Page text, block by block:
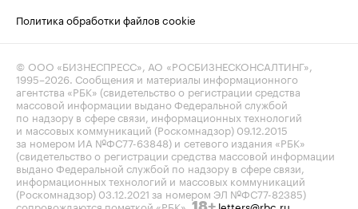
Политика обработки файлов cookie
© ООО «БИЗНЕСПРЕСС», АО «РОСБИЗНЕСКОНСАЛТИНГ»,
1995–2026 . Сообщения и материалы информационного
агентства «РБК» (свидетельство о регистрации средства
массовой информации выдано Федеральной службой
по надзору в сфере связи, информационных технологий
и массовых коммуникаций (Роскомнадзор) 09.12.2015
за номером ИА №ФС77-63848) и сетевого издания «РБК»
(свидетельство о регистрации средства массовой информации
выдано Федеральной службой по надзору в сфере связи,
информационных технологий и массовых коммуникаций
(Роскомнадзор) 03.12.2021 за номером ЭЛ №ФС77-82385)
сопровождаются пометкой «РБК».
letters@rbc.ru